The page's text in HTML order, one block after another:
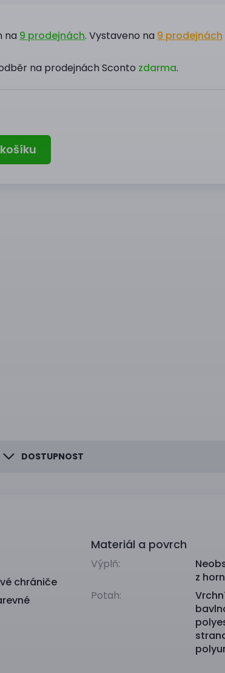
na 9 prodejnách. Vystaveno na 9 prodejnách
na prodejnách Sconto zdarma.
DOSTUPNOST
chrániče
Materiál a povrch
Výplň:
z
Potah: